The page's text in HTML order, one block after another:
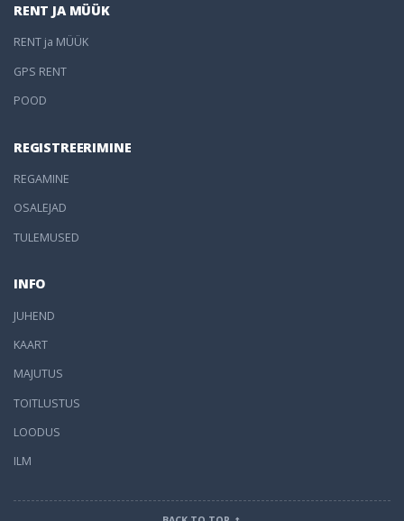
RENT JA MÜÜK
RENT ja MÜÜK
GPS RENT
POOD
REGISTREERIMINE
REGAMINE
OSALEJAD
TULEMUSED
INFO
JUHEND
KAART
MAJUTUS
TOITLUSTUS
LOODUS
ILM